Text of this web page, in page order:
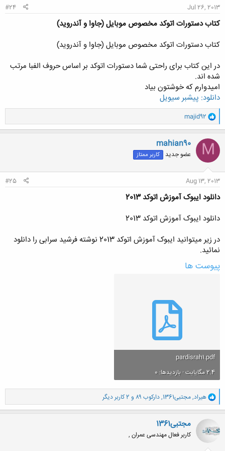
Jul 26, 2013
#24
کتاب دستورات اتوکد مخصوص موبایل (جاوا و آندروید)
کتاب دستورات اتوکد مخصوص موبایل (جاوا و آندروید)
در این کتاب برای راحتی شما دستورات اتوکد بر اساس حروف الفبا مرتب
شده اند.
امیدوارم که خوشتون بیاد
دانلود: پیشبر سیویل
و
ا
ک
ن
ش
ه
ا
majid92
M
mahian90
عضو جدید کاربر ممتاز
Aug 13, 2013
#25
دانلود ایبوک آموزش اتوکد 2013
دانلود ایبوک آموزش اتوکد 2013
در زیر میتوانید ایبوک آموزش اتوکد 2013 نوشته فرشید سرابی را دانلود
نمائید.
پیوست ها
pardisrah1.pdf
2.4 مگایابت · بازدیدها: 0
و
ا
ک
ن
ش
ه
ا
هیراد,مجتبی1361 ,دارکوب ۸۹ و 2 کاربر دیگر
مجتبی1361
کاربر فعال مهندسی عمران ,